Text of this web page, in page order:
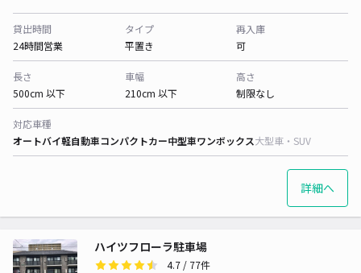
貸出時間
24時間営業
タイプ
平置き
再入庫
可
長さ
500cm 以下
車幅
210cm 以下
高さ
制限なし
対応車種
オートバイ軽自動車コンパクトカー中型車ワンボックス大型車・SUV
詳細へ
ハイツフローラ駐車場
4.7 / 77件